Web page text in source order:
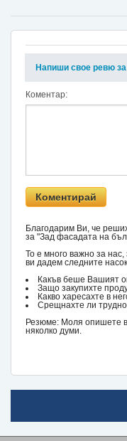
Напиши свое ревю за
Коментар:
Благодарим Ви, че
за "Зад фасадата на
То е много важно за
ви дадем следните
Какъв беше Вашият
Защо закупихте
Какво харесахте в
Срещнахте ли
Резюме: Моля опишете
няколко думи.
Начало